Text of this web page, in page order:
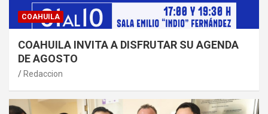
COAHUILA
COAHUILA INVITA A DISFRUTAR SU AGENDA
DE AGOSTO
Redaccion